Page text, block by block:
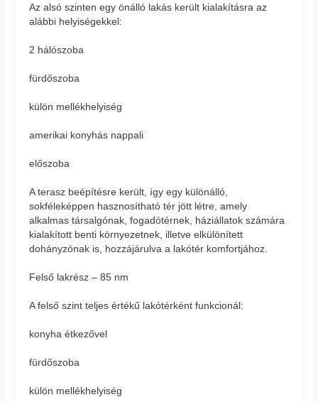
Az alsó szinten egy önálló lakás került kialakításra az
alábbi helyiségekkel:
2 hálószoba
fürdőszoba
külön mellékhelyiség
amerikai konyhás nappali
előszoba
A terasz beépítésre került, így egy különálló,
sokféleképpen hasznosítható tér jött létre, amely
alkalmas társalgónak, fogadótérnek, háziállatok számára
kialakított benti környezetnek, illetve elkülönített
dohányzónak is, hozzájárulva a lakótér komfortjához.
Felső lakrész – 85 nm
A felső szint teljes értékű lakótérként funkcionál:
konyha étkezővel
fürdőszoba
külön mellékhelyiség